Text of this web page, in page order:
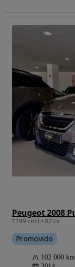
1199 cm3 • 82 cv
Promovido
102 000 km